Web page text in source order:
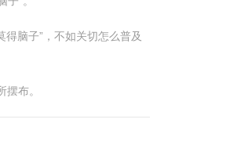
脑子”，不如关切怎么普及
布。